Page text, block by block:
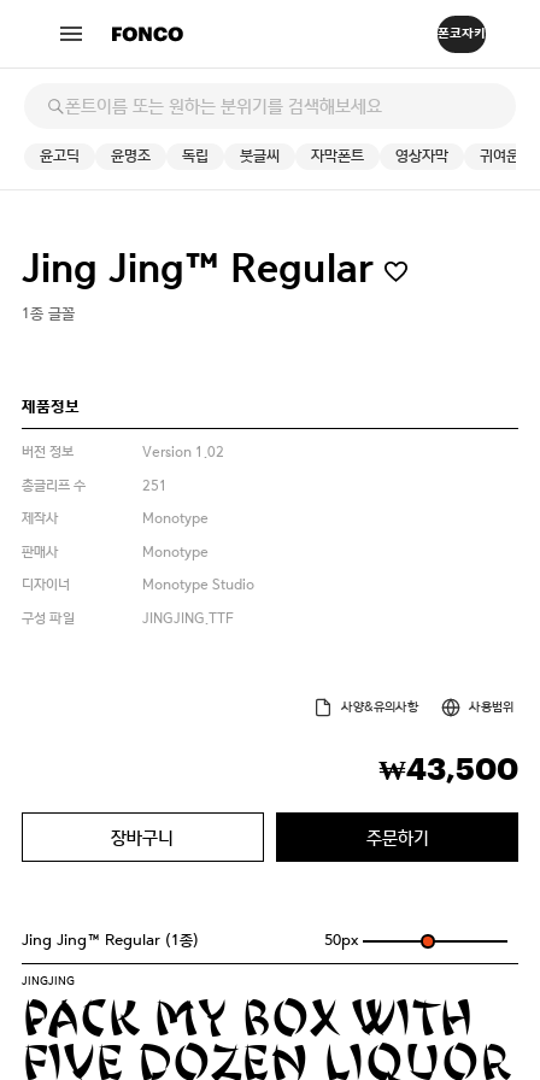
윤고딕 윤명조 독립 붓글씨 자막폰트 영상자막 귀여운
Jing Jing™ Regular
1종 글꼴
제품정보
버전 정보
Version 1.02
총글리프 수
251
제작사
Monotype
판매사
Monotype
디자이너
Monotype Studio
구성 파일
JINGJING.TTF
사양&유의사항 사용범위
₩43,500
장바구니 주문하기
Jing Jing™ Regular (1종) 50px
JINGJING
Pack my box with
five dozen liquor